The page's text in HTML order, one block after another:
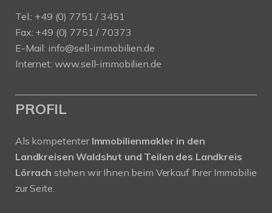
Tel.: +49 (0) 7751 / 3451
Fax: +49 (0) 7751 / 70373
E-Mail: info@sell-immobilien.de
Internet: www.sell-immobilien.de
PROFIL
Als kompetenter Immobilienmakler in den
Landkreisen Waldshut und Teilen des Landkreis
Lörrach stehen wir Ihnen beim Verkauf Ihrer Immobilie
zur Seite.